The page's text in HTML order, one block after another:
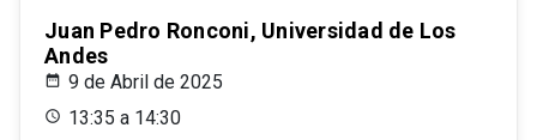
Juan Pedro Ronconi, Universidad de Los
Andes
9 de Abril de 2025
13:35 a 14:30